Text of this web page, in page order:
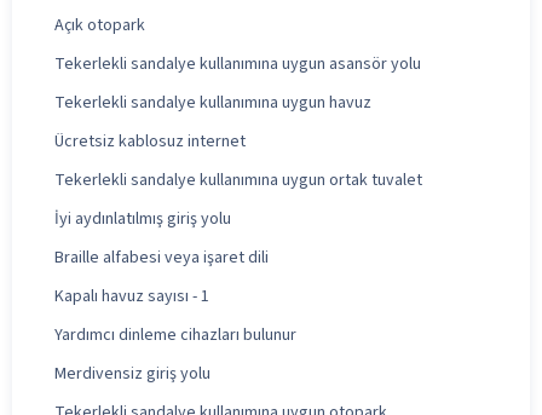
Açık otopark
Tekerlekli sandalye kullanımına uygun asansör yolu
Tekerlekli sandalye kullanımına uygun havuz
Ücretsiz kablosuz internet
Tekerlekli sandalye kullanımına uygun ortak tuvalet
İyi aydınlatılmış giriş yolu
Braille alfabesi veya işaret dili
Kapalı havuz sayısı - 1
Yardımcı dinleme cihazları bulunur
Merdivensiz giriş yolu